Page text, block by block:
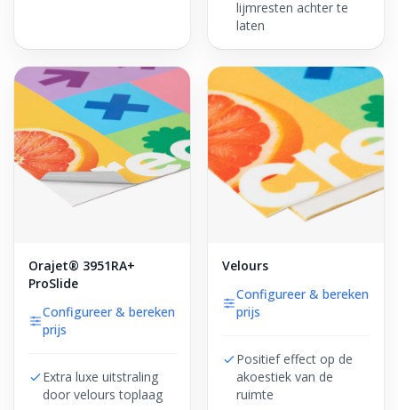
lijmresten achter te
laten
Orajet® 3951RA+
ProSlide
Configureer & bereken
prijs
Extra luxe uitstraling
door velours toplaag
Velours
Configureer & bereken
prijs
Positief effect op de
akoestiek van de
ruimte